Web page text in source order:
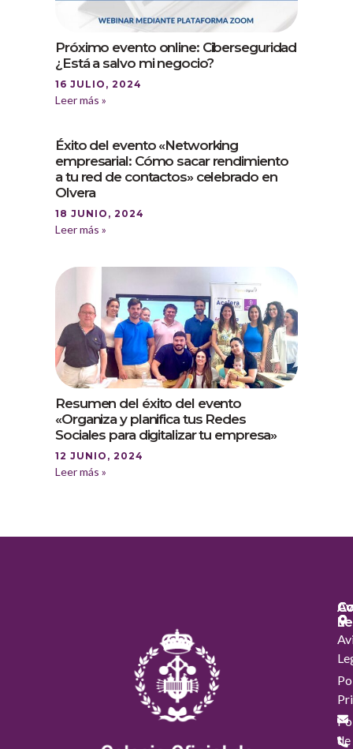
Próximo evento online: Ciberseguridad
¿Está a salvo mi negocio?
16 JULIO, 2024
Leer más »
Éxito del evento «Networking
empresarial: Cómo sacar rendimiento
a tu red de contactos» celebrado en
Olvera
18 JUNIO, 2024
Leer más »
Resumen del éxito del evento
«Organiza y planifica tus Redes
Sociales para digitalizar tu empresa»
12 JUNIO, 2024
Leer más »
de